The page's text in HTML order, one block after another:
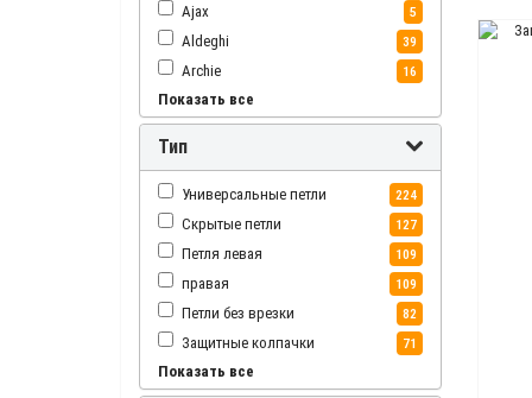
Ajax 5
Aldeghi 39
Archie 16
Armadillo
Bussare
Class
Corona 15
Doorlock 1
EDSON 1
Extreza 14
FRATELLI COMUNELLO 1
Forme 6
Fratelli Cattini
Показать все
Тип
Универсальные петли 224
Скрытые петли 127
Петля левая 109
правая 109
Петли без врезки 82
Защитные колпачки 71
Дверная петля накладная
Показать все